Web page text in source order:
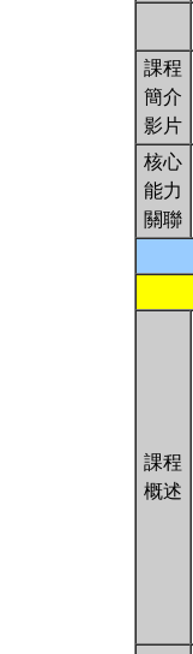
課程
簡介
影片
核心
能力
關聯
課程
概述